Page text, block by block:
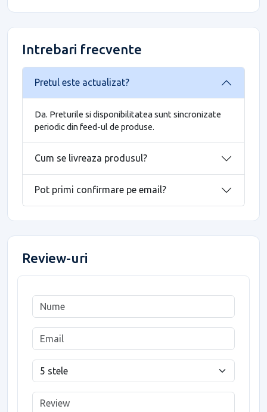
Intrebari frecvente
Pretul este actualizat?
Da. Preturile si disponibilitatea sunt sincronizate
periodic din feed-ul de produse.
Cum se livreaza produsul?
Pot primi confirmare pe email?
Review-uri